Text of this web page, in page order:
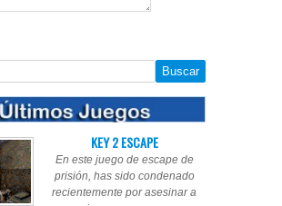
KEY 2 ESCAPE
En este juego de escape de
prisión, has sido condenado
recientemente por asesinar a